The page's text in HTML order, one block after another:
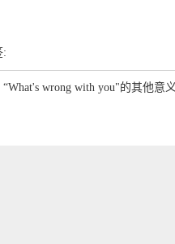
:
“What's wrong with you"的其他意义